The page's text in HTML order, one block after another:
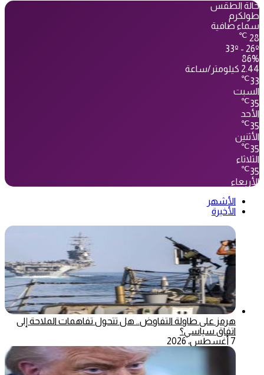
حالة الطقس
طولكرم
سماء صافية
28
℃
33º - 26º
86%
2.44 كيلومتر/ساعة
33
℃
السبت
35
℃
الأحد
35
℃
الأثنين
35
℃
الثلاثاء
35
℃
الأربعاء
الأشهر
الأخيرة
هرمز على طاولة التفاوض.. هل تتحول تفاهمات الملاحة إلى
اتفاق سياسي؟
7 أغسطس، 2026